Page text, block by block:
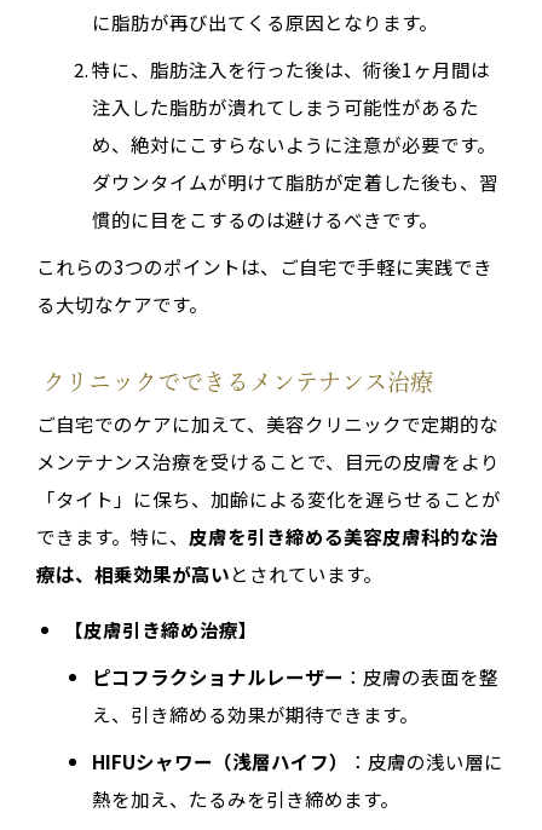
に脂肪が再び出てくる原因となります。
特に、脂肪注入を行った後は、術後1ヶ月間は
注入した脂肪が潰れてしまう可能性があるた
め、絶対にこすらないように注意が必要です。
ダウンタイムが明けて脂肪が定着した後も、習
慣的に目をこするのは避けるべきです。
これらの3つのポイントは、ご自宅で手軽に実践でき
る大切なケアです。
クリニックでできるメンテナンス治療
ご自宅でのケアに加えて、美容クリニックで定期的な
メンテナンス治療を受けることで、目元の皮膚をより
「タイト」に保ち、加齢による変化を遅らせることが
できます。特に、 皮膚を引き締める美容皮膚科的な治
療は、相乗効果が高いとされています。
【皮膚引き締め治療】
ピコフラクショナルレーザー ：皮膚の表面を整
え、引き締める効果が期待できます。
HIFUシャワー（浅層ハイフ）
：皮膚の浅い層に
熱を加え、たるみを引き締めます。